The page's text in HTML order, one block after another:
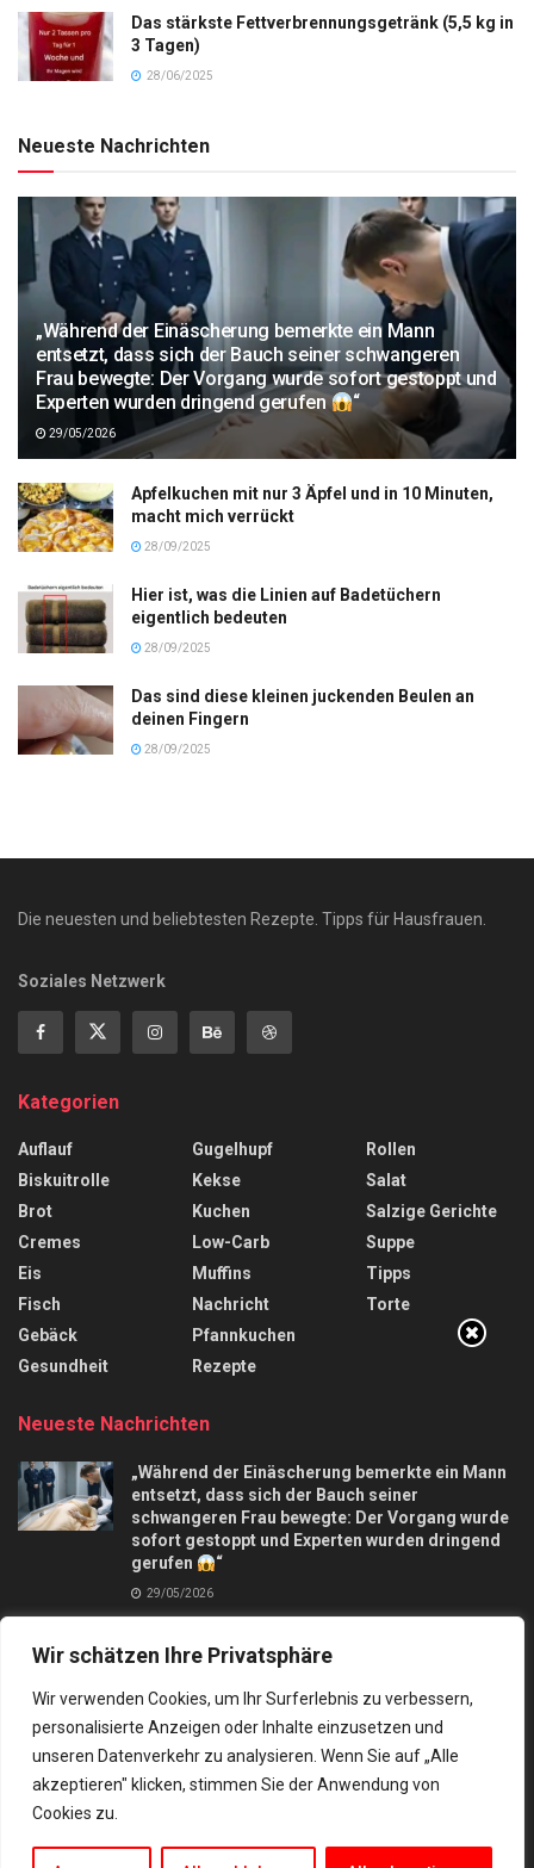
Wir schätzen Ihre Privatsphäre
Wir verwenden Cookies, um Ihr Surferlebnis zu verbessern,
personalisierte Anzeigen oder Inhalte einzusetzen und
unseren Datenverkehr zu analysieren. Wenn Sie auf „Alle
akzeptieren" klicken, stimmen Sie der Anwendung von
Cookies zu.
Das stärkste Fettverbrennungsgetränk (5,5 kg in
3 Tagen)
28/06/2025
Neueste Nachrichten
„Während der Einäscherung bemerkte ein Mann
entsetzt, dass sich der Bauch seiner schwangeren
Frau bewegte: Der Vorgang wurde sofort gestoppt und
Experten wurden dringend gerufen
“
29/05/2026
Apfelkuchen mit nur 3 Äpfel und in 10 Minuten,
macht mich verrückt
28/09/2025
Hier ist, was die Linien auf Badetüchern
eigentlich bedeuten
28/09/2025
Das sind diese kleinen juckenden Beulen an
deinen Fingern
28/09/2025
Die neuesten und beliebtesten Rezepte. Tipps für Hausfrauen.
Soziales Netzwerk
Kategorien
Auflauf
Biskuitrolle
Brot
Cremes
Eis
Fisch
Gebäck
Gesundheit
Gugelhupf
Kekse
Kuchen
Low-Carb
Muffins
Nachricht
Pfannkuchen
Rezepte
Rollen
Salat
Salzige Gerichte
Suppe
Tipps
Torte
Neueste Nachrichten
„Während der Einäscherung bemerkte ein Mann
entsetzt, dass sich der Bauch seiner
schwangeren Frau bewegte: Der Vorgang wurde
sofort gestoppt und Experten wurden dringend
gerufen
“
29/05/2026
Apfelkuchen mit nur 3 Äpfel und in 10 Minuten,
macht mich verrückt
28/09/2025
Kontakt Datenschutz